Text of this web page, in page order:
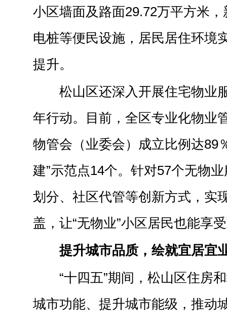
小区墙面及路面29.72万平方米
电桩等便民设施，居民居住环境
提升。
松山区还深入开展住宅物业
年行动。目前，全区专业化物业
物管会（业委会）成立比例达89
建”示范点14个。针对57个无物
划分、社区代管等创新方式，实
盖，让“无物业”小区居民也能享
提升城市品质，绘就宜居宜
“十四五”期间，松山区住房
城市功能、提升城市能级，推动